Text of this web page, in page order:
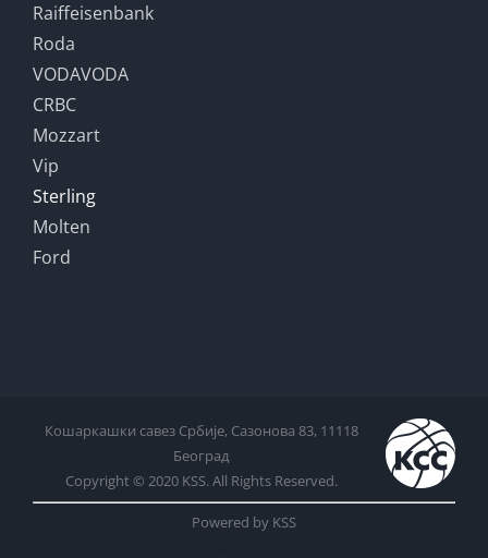
Raiffeisenbank
Roda
VODAVODA
CRBC
Mozzart
Vip
Sterling
Molten
Ford
Кошаркашки савез Србије, Сазонова 83, 11118
Београд
Copyright © 2020 KSS. All Rights Reserved.
Powered by KSS